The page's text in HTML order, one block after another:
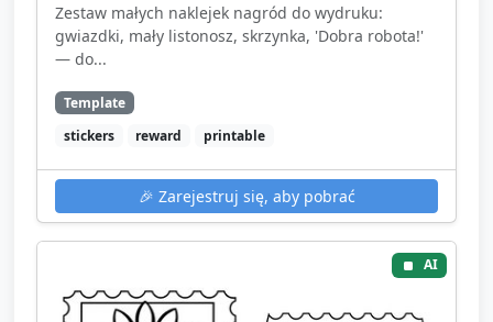
Zestaw małych naklejek nagród do wydruku:
gwiazdki, mały listonosz, skrzynka, 'Dobra robota!'
— do...
Template
stickers
reward printable
🎉 Zarejestruj się, aby pobrać
AI